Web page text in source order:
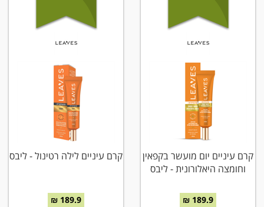
קרם עיניים יום מועשר בקפאין
וחומצה היאלורונית - ליבס
189.9 ₪
קרם עיניים לילה רטינול - ליבס
189.9 ₪